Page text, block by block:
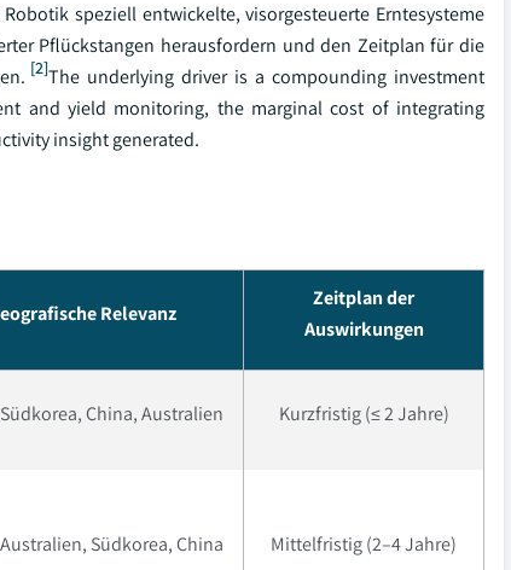
speziell entwickelte, visorgesteuerte Erntesysteme
Pflückstangen herausfordern und den Zeitplan für die
[2]The underlying driver is a compounding investment
and yield monitoring, the marginal cost of integrating
insight generated.
Relevanz
Zeitplan der
Auswirkungen
China, Australien Kurzfristig (≤ 2 Jahre)
Südkorea, China Mittelfristig (2–4 Jahre)